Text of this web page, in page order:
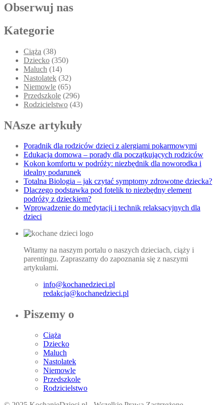
Obserwuj nas
Kategorie
Ciąża (38)
Dziecko (350)
Maluch (14)
Nastolatek (32)
Niemowle (65)
Przedszkole (296)
Rodzicielstwo (43)
NAsze artykuły
Poradnik dla rodziców dzieci z alergiami pokarmowymi
Edukacja domowa – porady dla początkujących rodziców
Kokon komfortu w podróży: niezbędnik dla noworodka i
idealny podarunek
Totalna Biologia – jak czytać symptomy zdrowotne dziecka?
Dlaczego podstawka pod fotelik to niezbędny element
podróży z dzieckiem?
Wprowadzenie do medytacji i technik relaksacyjnych dla
dzieci
Witamy na naszym portalu o naszych dzieciach, ciąży i
parentingu. Zapraszamy do zapoznania się z naszymi
artykułami.
info@kochanedzieci.pl
redakcja@kochanedzieci.pl
Piszemy o
Ciąża
Dziecko
Maluch
Nastolatek
Niemowle
Przedszkole
Rodzicielstwo